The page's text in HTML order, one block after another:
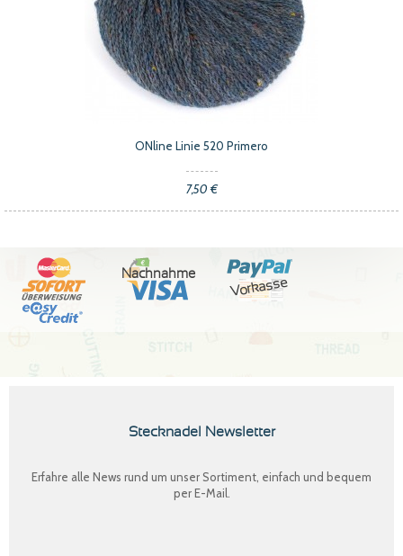
ONline Linie 520 Primero
7,50 €
Nachnahme
Vorkasse
Stecknadel Newsletter
Erfahre alle News rund um unser Sortiment, einfach und bequem
per E-Mail.